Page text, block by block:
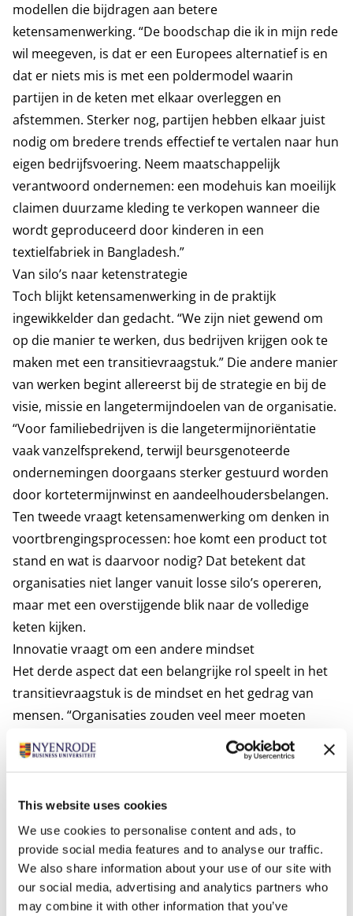
This website uses cookies
We use cookies to personalise content and ads, to
provide social media features and to analyse our traffic.
We also share information about your use of our site with
our social media, advertising and analytics partners who
may combine it with other information that you’ve
modellen die bijdragen aan betere
ketensamenwerking. “De boodschap die ik in mijn rede
wil meegeven, is dat er een Europees alternatief is en
dat er niets mis is met een poldermodel waarin
partijen in de keten met elkaar overleggen en
afstemmen. Sterker nog, partijen hebben elkaar juist
nodig om bredere trends effectief te vertalen naar hun
eigen bedrijfsvoering. Neem maatschappelijk
verantwoord ondernemen: een modehuis kan moeilijk
claimen duurzame kleding te verkopen wanneer die
wordt geproduceerd door kinderen in een
textielfabriek in Bangladesh.”
Van silo’s naar ketenstrategie
Toch blijkt ketensamenwerking in de praktijk
ingewikkelder dan gedacht. “We zijn niet gewend om
op die manier te werken, dus bedrijven krijgen ook te
maken met een transitievraagstuk.” Die andere manier
van werken begint allereerst bij de strategie en bij de
visie, missie en langetermijndoelen van de organisatie.
“Voor familiebedrijven is die langetermijnoriëntatie
vaak vanzelfsprekend, terwijl beursgenoteerde
ondernemingen doorgaans sterker gestuurd worden
door kortetermijnwinst en aandeelhoudersbelangen.
Ten tweede vraagt ketensamenwerking om denken in
voortbrengingsprocessen: hoe komt een product tot
stand en wat is daarvoor nodig? Dat betekent dat
organisaties niet langer vanuit losse silo’s opereren,
maar met een overstijgende blik naar de volledige
keten kijken.
Innovatie vraagt om een andere mindset
Het derde aspect dat een belangrijke rol speelt in het
transitievraagstuk is de mindset en het gedrag van
mensen. “Organisaties zouden veel meer moeten
inzetten op een cultuur waarin ruimte is voor
experimenteren en het maken van fouten”, stelt Van
ideeën echt van de grond komen. Neem ASML. De
innovatiekracht van dit bedrijf is onlosmakelijk
verbonden met die van zijn leveranciers. Alleen
wanneer zij vanaf het begin worden betrokken bij de
ontwikkeling, kunnen nieuwe technologieën